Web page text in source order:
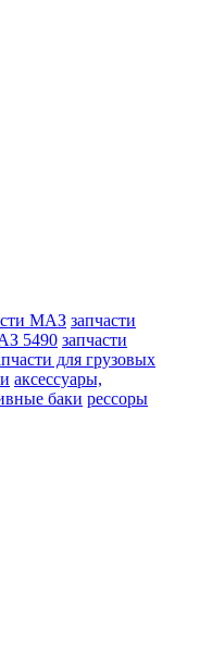
МАЗ запчасти
5490 запчасти
для грузовых
аксессуары,
баки рессоры